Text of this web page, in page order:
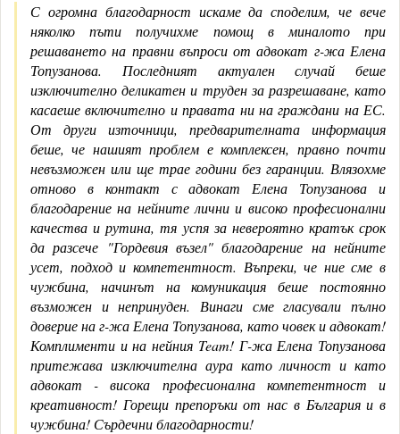
С огромна благодарност искаме да споделим, че вече
няколко пъти получихме помощ в миналото при
решаването на правни въпроси от адвокат г-жа Елена
Топузанова. Последният актуален случай беше
изключително деликатен и труден за разрешаване, като
касаеше включително и правата ни на граждани на ЕС.
От други източници, предварителната информация
беше, че нашият проблем е комплексен, правно почти
невъзможен или ще трае години без гаранции. Влязохме
отново в контакт с адвокат Елена Топузанова и
благодарение на нейните лични и високо професионални
качества и рутина, тя успя за невероятно кратък срок
да разсече "Гордевия възел" благодарение на нейните
усет, подход и компетентност. Въпреки, че ние сме в
чужбина, начинът на комуникация беше постоянно
възможен и непринуден. Винаги сме гласували пълно
доверие на г-жа Елена Топузанова, като човек и адвокат!
Комплименти и на нейния Team! Г-жа Елена Топузанова
притежава изключителна аура като личност и като
адвокат - висока професионална компетентност и
креативност! Горещи препоръки от нас в България и в
чужбина! Сърдечни благодарности!